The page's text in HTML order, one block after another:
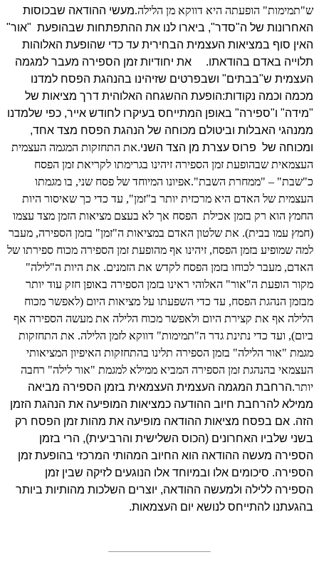
ש"תמימות" הופעתה היא דווקא מן הלילה.מעשי ההודאה שבכוסות
האחרונות של ה"סדר", ביארו לנו את ההתפתחות שבהופעת "אור"
האין סוף במציאות העצמית הבחירית עד כדי שהופעת האלוהות
תלוייה באדם בהודאתו.
את יחודיות זמן הספירה מעבר למגמה
העצמית ש"בבתים" ושבפרטים שזיהינו בהנהגת הפסח למדנו
מכמה וכמה נקודות:הופעת ההשגחה האלוהית דרך מציאות של
"מידה" ו"ספירה" באופן המתייחס בעיקרו לחודש אייר, כפי שלמדנו
ממנהגי האבלות וביטולם מכוחה של הנהגת הפסח מצד אחד,
ומכוחה של פרוס עצרת מן הצד השני.את התחזקות המגמה העצמית
העצמאית שבהופעת זמן הספירה זיהינו בגרימתו לקריאת זמן הפסח
כ"שבת" – "ממחרת השבת".אפיונו המיוחד של פסח שני, בו מגמתו
העצמית של האדם היא מרכזית יותר ב"זמן", עד כדי כך שאיסור היות
החמץ הוא רק בזמן אכילת הפסח אך לא בעצם מציאות הזמן מצד עצמו
(חמץ עמו בבית). את שלטון האדם במציאות ה"זמן" בזמן הספירה, מעבר
למה שמופיע בזמן הפסח, זיהינו אף מהופעת זמן הספירה מכוח ספירתו של
האדם, מעבר לכוחו בזמן הפסח לקדש את הזמנים. את היות ה"לילה"
מקור הופעת ה"אור" האלוהי ראינו בזמן הספירה באופן חזק עוד יותר
מבזמן הנהגת הפסח, עד כדי השפעתו על מציאות היום (לאפשר מכוח
הלילה אף את קצירת היום ולאפשר מכוח הלילה את מעשה הספירה אף
ביום), ועד כדי נתינת גדר ה"תמימות" דווקא לזמן הלילה. את התחזקות
מגמת "אור הלילה" בזמן הספירה תלינו בהתחזקות האיפיון המציאותי
העצמאי בהנהגת זמן הספירה המביא ממילא למגמת "אור לילה" רחבה
יותר.הרחבת המגמה העצמית העצמאית בזמן הספירה מביאה
ממילא להרחבת חיוב ההודעה כמציאות המופיעה את הנהגת הזמן
הזה. אם בפסח מציאות ההודאה מופיעה את מהות זמן הפסח רק
בשני שלביו האחרונים (הכוס השלישית והרביעית), הרי בזמן
הספירה מעשה ההודאה הוא החיוב המהותי המרכזי בהופעת זמן
הספירה. סיכומים אלו ובמיוחד אלו הנוגעים לזיקה שבין זמן
הספירה ללילה ולמעשה ההודאה, יוצרים השלכות מהותיות ביותר
בהגעתנו להתייחס לנושא יום העצמאות.